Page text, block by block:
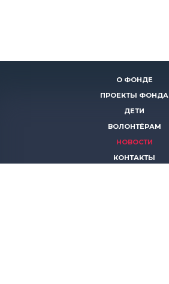
О ФОНДЕ
ПРОЕКТЫ ФОНДА
ДЕТИ
ВОЛОНТЁРАМ
НОВОСТИ
КОНТАКТЫ